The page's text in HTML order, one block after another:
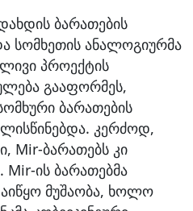
ბარათების
სომხეთის ანალოგიურმა
პროექტის
გააფორმეს,
ბარათების
კერძოდ,
Mir-ბარათებს კი
Mir-ის ბარათებმა
მუშაობა, ხოლო